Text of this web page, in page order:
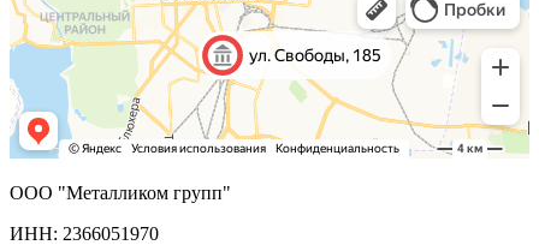
ООО "Металликом групп"
ИНН: 2366051970